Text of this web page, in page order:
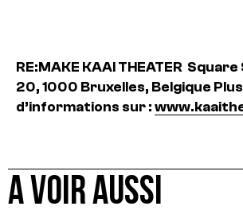
RE:MAKE KAAI THEATER
20, 1000 Bruxelles, Belgique Plus
d’informations sur :
A VOIR AUSSI